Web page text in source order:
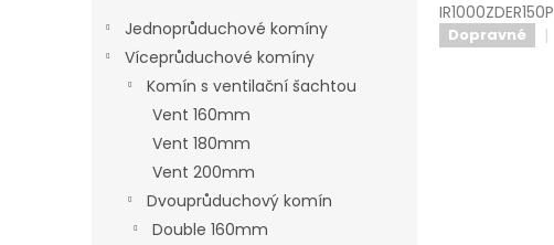
Jednoprůduchové komíny
Víceprůduchové komíny
Komín s ventilační šachtou
Vent 160mm
Vent 180mm
Vent 200mm
Dvouprůduchový komín
Double 160mm
IR1000ZDER150P
Dopravné